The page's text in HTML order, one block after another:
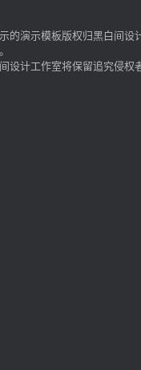
的演示模板版权归黑白间设
设计工作室将保留追究侵权